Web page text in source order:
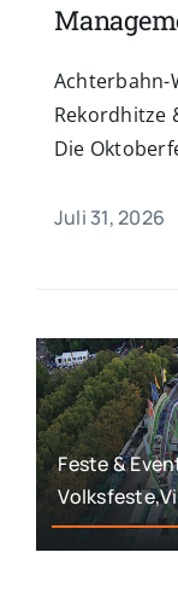
Achterbahn-
Rekordhitze
Die
Juli 31, 2026
Feste &